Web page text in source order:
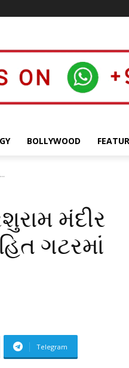
BOLLYWOOD
મંદીર
ગટરમાં
Telegram